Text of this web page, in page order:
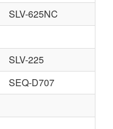
SLV-625NC
SLV-225
SEQ-D707